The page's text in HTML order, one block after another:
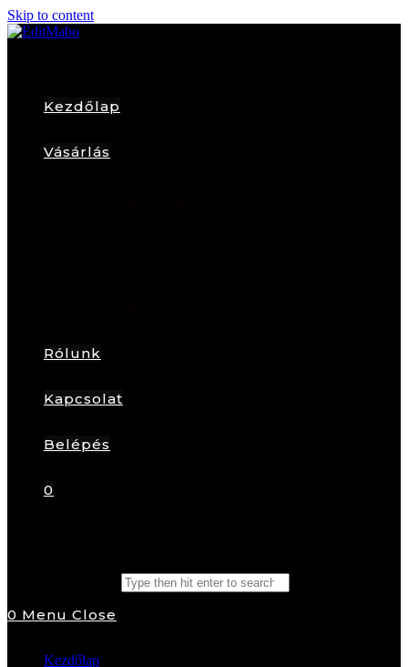
Skip to content
Kezdőlap
Vásárlás
Rólunk
Kapcsolat
Belépés
0
0 Menu Close
Kezdőlap